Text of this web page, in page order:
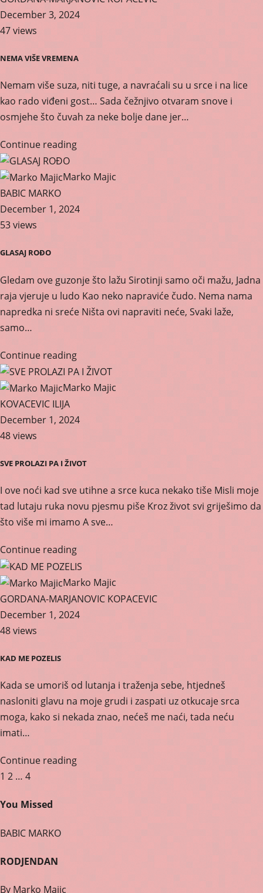
December 3, 2024
47 views
NEMA VIŠE VREMENA
Nemam više suza, niti tuge, a navraćali su u srce i na lice
kao rado viđeni gost… Sada čežnjivo otvaram snove i
osmjehe što čuvah za neke bolje dane jer…
Continue reading
Marko Majic
BABIC MARKO
December 1, 2024
53 views
GLASAJ ROĐO
Gledam ove guzonje što lažu Sirotinji samo oči mažu, Jadna
raja vjeruje u ludo Kao neko napraviće čudo. Nema nama
napredka ni sreće Ništa ovi napraviti neće, Svaki laže,
samo…
Continue reading
Marko Majic
KOVACEVIC ILIJA
December 1, 2024
48 views
SVE PROLAZI PA I ŽIVOT
I ove noći kad sve utihne a srce kuca nekako tiše Misli moje
tad lutaju ruka novu pjesmu piše Kroz život svi griješimo da
što više mi imamo A sve…
Continue reading
Marko Majic
GORDANA-MARJANOVIC KOPACEVIC
December 1, 2024
48 views
KAD ME POZELIS
Kada se umoriš od lutanja i traženja sebe, htjedneš
nasloniti glavu na moje grudi i zaspati uz otkucaje srca
moga, kako si nekada znao, nećeš me naći, tada neću
imati…
Continue reading
Posts
pagination
1 2 … 4
You Missed
BABIC MARKO
RODJENDAN
By Marko Majic